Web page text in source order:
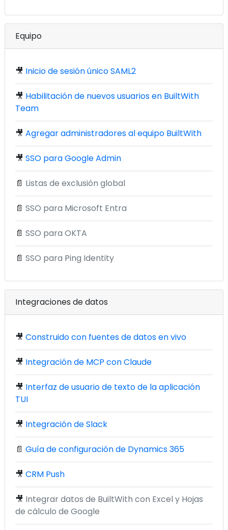
Equipo
🎥 Inicio de sesión único SAML2
🎥 Habilitación de nuevos usuarios en BuiltWith
Team
🎥 Agregar administradores al equipo BuiltWith
🎥 SSO para Google Admin
📄 Listas de exclusión global
📄 SSO para Microsoft Entra
📄 SSO para OKTA
📄 SSO para Ping Identity
Integraciones de datos
🎥 Construido con fuentes de datos en vivo
🎥 Integración de MCP con Claude
🎥 Interfaz de usuario de texto de la aplicación
TUI
🎥 Integración de Slack
📄 Guía de configuración de Dynamics 365
🎥 CRM Push
🎥 Integrar datos de BuiltWith con Excel y Hojas
de cálculo de Google